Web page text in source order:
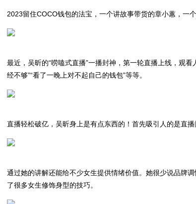
2023留住COCO钱包的法宝，一个讲故事带货的章小蕙，一
最近，吴昕的“唠嗑式直播”一播封神，第一轮直播上线，观
经不够”“看了一晚上对不起自己的钱包”等等。
直播轻松破亿，吴昕身上是有点东西的！首先吸引人的是直
通过她的讲解还能给不少女生提供情绪价值。她很少说品牌
了很多女生修饰身型的技巧。